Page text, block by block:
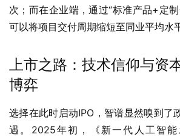
次；而在企业端，通过“标准产品+定制
可以将项目交付周期缩短至同业平均水平
上市之路：技术信仰与资
博弈
选择在此时启动IPO，智谱显然嗅到了
遇。2025年初，《新一代人工智